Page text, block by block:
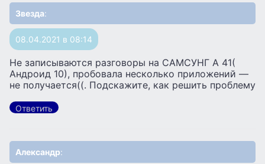
Звезда:
08.04.2021 в 08:14
Не записываются разговоры на САМСУНГ А 41(
Андроид 10), пробовала несколько приложений —
не получается((. Подскажите, как решить проблему
Ответить
Александр: